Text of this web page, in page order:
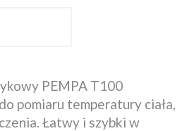
PEMPA T100
pomiaru temperatury ciała,
Łatwy i szybki w